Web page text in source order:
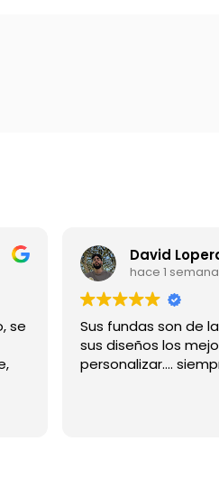
se
David
hace 1 semana
Sus fundas son de
sus diseños los
personalizar....